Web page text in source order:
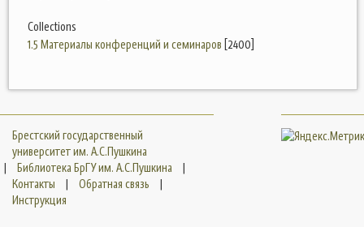
Collections
1.5 Материалы конференций и семинаров [2400]
Брестский государственный
университет им. А.С.Пушкина
|
Библиотека БрГУ им. А.С.Пушкина
|
Контакты
| Обратная связь
|
Инструкция